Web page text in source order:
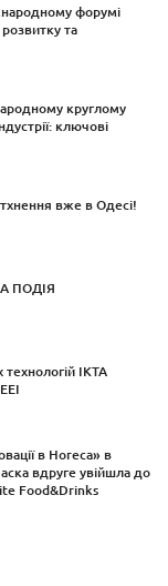
форумі
розвитку та
круглому
ключові
вже в Одесі!
ПОДІЯ
ІКТА
в Horeca» в
вдруге увійшла до
Food&Drinks